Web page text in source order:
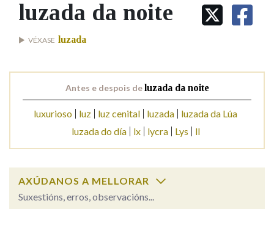
IDENTIDADE CORPORATIVA
MARCIAL DEL ADALID
FIGURAS HOMENAXEADAS
PRIMAVERA DAS LETRAS
PORTAL DAS PALABRAS
Facebook
TwitterYoutubeInstagramBluesky
BUSCAR NOS LEMAS
Comeza por
BUSCAR NO CONTIDO
luzada da noite
VÉXASE luzada
Antes e despois deluzada da noite
luxurioso luz luz cenital luzada
luzada da Lúa
luzada do día
lx lycra Lys ll
AXÚDANOS A MELLORAR
Suxestións, erros, observacións...